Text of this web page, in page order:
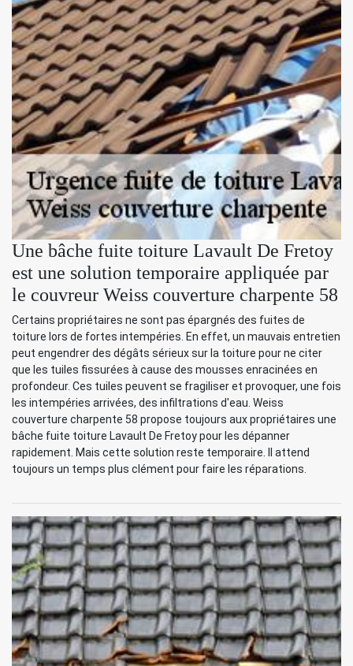
Une bâche fuite toiture Lavault De Fretoy
est une solution temporaire appliquée par
le couvreur Weiss couverture charpente 58
Certains propriétaires ne sont pas épargnés des fuites de
toiture lors de fortes intempéries. En effet, un mauvais entretien
peut engendrer des dégâts sérieux sur la toiture pour ne citer
que les tuiles fissurées à cause des mousses enracinées en
profondeur. Ces tuiles peuvent se fragiliser et provoquer, une fois
les intempéries arrivées, des infiltrations d'eau. Weiss
couverture charpente 58 propose toujours aux propriétaires une
bâche fuite toiture Lavault De Fretoy pour les dépanner
rapidement. Mais cette solution reste temporaire. Il attend
toujours un temps plus clément pour faire les réparations.